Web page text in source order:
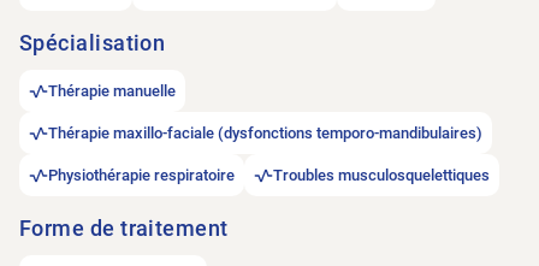
Spécialisation
Thérapie manuelle
Thérapie maxillo-faciale (dysfonctions temporo-mandibulaires)
Physiothérapie respiratoire Troubles musculosquelettiques
Forme de traitement